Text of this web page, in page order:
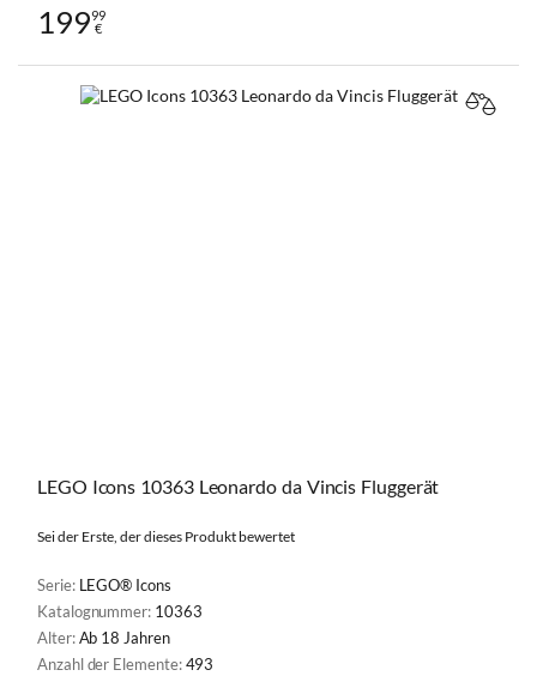
19999
€
LEGO Icons 10363 Leonardo da Vincis Fluggerät
Sei der Erste, der dieses Produkt bewertet
Serie: LEGO® Icons
Katalognummer: 10363
Alter:Ab 18 Jahren
Anzahl der Elemente:493